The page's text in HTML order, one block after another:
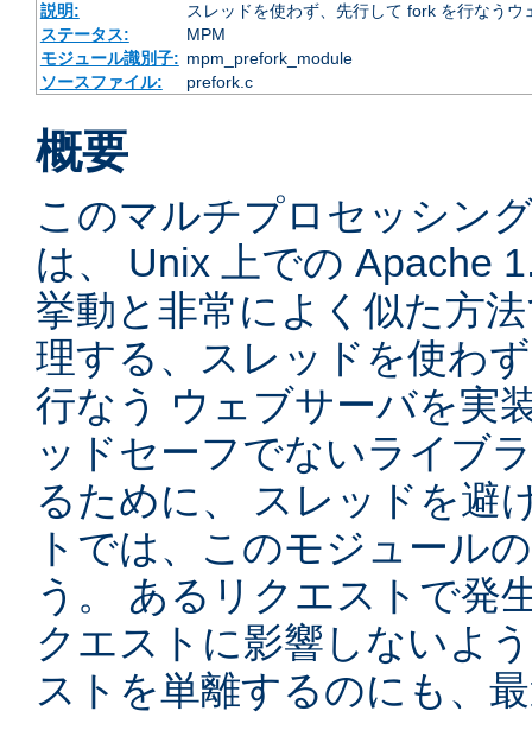
説明:
スレッドを使わず、先行して fork を行なうウ
ステータス:
MPM
モジュール識別子: mpm_prefork_module
ソースファイル:
prefork.c
概要
このマルチプロセッシン
は、 Unix 上での Apache
挙動と非常によく似た方
理する、スレッドを使わ
行なう ウェブサーバを実
ッドセーフでないライブ
るために、 スレッドを避
トでは、このモジュール
う。 あるリクエストで発
クエストに影響しないよ
ストを単離するのにも、